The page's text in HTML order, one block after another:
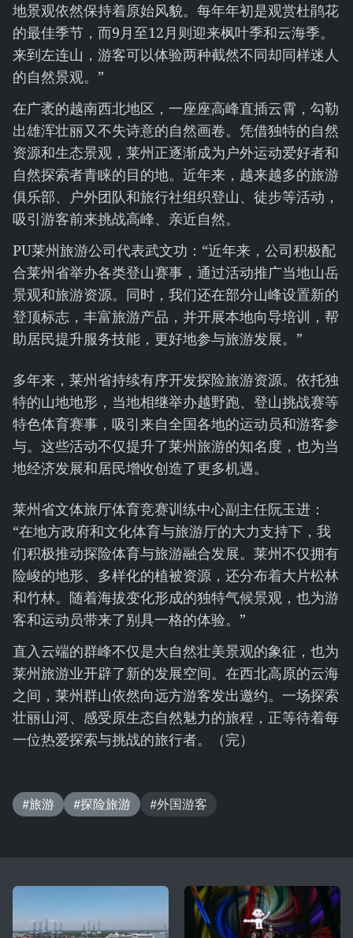
地景观依然保持着原始风貌。每年年初是观赏杜鹃花
的最佳季节，而9月至12月则迎来枫叶季和云海季。
来到左连山，游客可以体验两种截然不同却同样迷人
的自然景观。”
在广袤的越南西北地区，一座座高峰直插云霄，勾勒
出雄浑壮丽又不失诗意的自然画卷。凭借独特的自然
资源和生态景观，莱州正逐渐成为户外运动爱好者和
自然探索者青睐的目的地。近年来，越来越多的旅游
俱乐部、户外团队和旅行社组织登山、徒步等活动，
吸引游客前来挑战高峰、亲近自然。
PU莱州旅游公司代表武文功：“近年来，公司积极配
合莱州省举办各类登山赛事，通过活动推广当地山岳
景观和旅游资源。同时，我们还在部分山峰设置新的
登顶标志，丰富旅游产品，并开展本地向导培训，帮
助居民提升服务技能，更好地参与旅游发展。”
多年来，莱州省持续有序开发探险旅游资源。依托独
特的山地地形，当地相继举办越野跑、登山挑战赛等
特色体育赛事，吸引来自全国各地的运动员和游客参
与。这些活动不仅提升了莱州旅游的知名度，也为当
地经济发展和居民增收创造了更多机遇。
莱州省文体旅厅体育竞赛训练中心副主任阮玉进：
“在地方政府和文化体育与旅游厅的大力支持下，我
们积极推动探险体育与旅游融合发展。莱州不仅拥有
险峻的地形、多样化的植被资源，还分布着大片松林
和竹林。随着海拔变化形成的独特气候景观，也为游
客和运动员带来了别具一格的体验。”
直入云端的群峰不仅是大自然壮美景观的象征，也为
莱州旅游业开辟了新的发展空间。在西北高原的云海
之间，莱州群山依然向远方游客发出邀约。一场探索
壮丽山河、感受原生态自然魅力的旅程，正等待着每
一位热爱探索与挑战的旅行者。（完）
#旅游 #探险旅游 #外国游客